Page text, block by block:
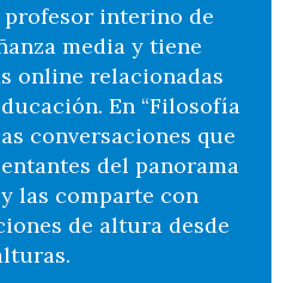
profesor interino de
media y tiene
online relacionadas
En “Filosofía
conversaciones que
del panorama
las comparte con
de altura desde